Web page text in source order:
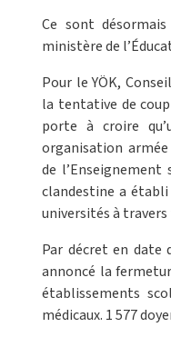
Ce sont
ministère de
Pour le YÖK,
la tentative de
porte à croire
organisation
de
clandestine a
universités à travers
Par décret en date
annoncé la
établissements
médicaux. 1 577